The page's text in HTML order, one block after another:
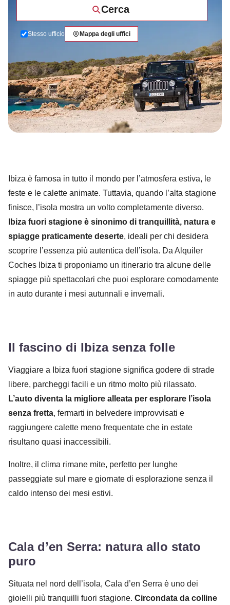
Cerca
Stesso ufficio Mappa degli uffici
Ibiza è famosa in tutto il mondo per l’atmosfera estiva, le
feste e le calette animate. Tuttavia, quando l’alta stagione
finisce, l’isola mostra un volto completamente diverso.
Ibiza fuori stagione è sinonimo di tranquillità, natura e
spiagge praticamente deserte, ideali per chi desidera
scoprire l’essenza più autentica dell’isola. Da Alquiler
Coches Ibiza ti proponiamo un itinerario tra alcune delle
spiagge più spettacolari che puoi esplorare comodamente
in auto durante i mesi autunnali e invernali.
Il fascino di Ibiza senza folle
Viaggiare a Ibiza fuori stagione significa godere di strade
libere, parcheggi facili e un ritmo molto più rilassato.
L’auto diventa la migliore alleata per esplorare l’isola
senza fretta, fermarti in belvedere improvvisati e
raggiungere calette meno frequentate che in estate
risultano quasi inaccessibili.
Inoltre, il clima rimane mite, perfetto per lunghe
passeggiate sul mare e giornate di esplorazione senza il
caldo intenso dei mesi estivi.
Cala d’en Serra: natura allo stato
puro
Situata nel nord dell’isola, Cala d’en Serra è uno dei
gioielli più tranquilli fuori stagione. Circondata da colline